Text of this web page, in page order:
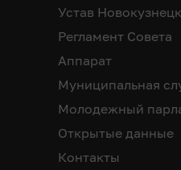
Устав
Регламент Совета
Аппарат
Муниципальная
Молодежный
Открытые данные
Контакты